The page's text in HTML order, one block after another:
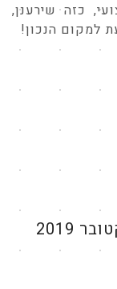
כזה שירענן,
למקום הנכון!
2019